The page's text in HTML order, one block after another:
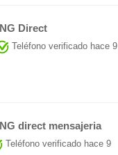
ING Direct
Teléfono verificado hace 9
ING direct mensajeria
Teléfono verificado hace 9